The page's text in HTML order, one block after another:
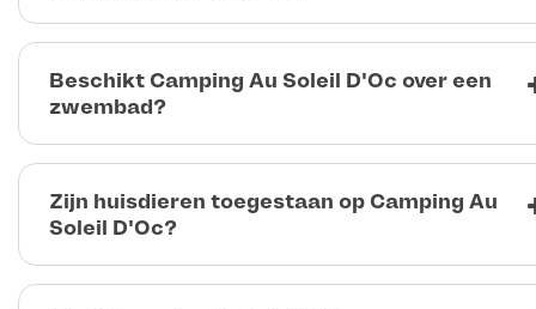
Beschikt Camping Au Soleil D'Oc over een
zwembad?
Zijn huisdieren toegestaan op Camping Au
Soleil D'Oc?